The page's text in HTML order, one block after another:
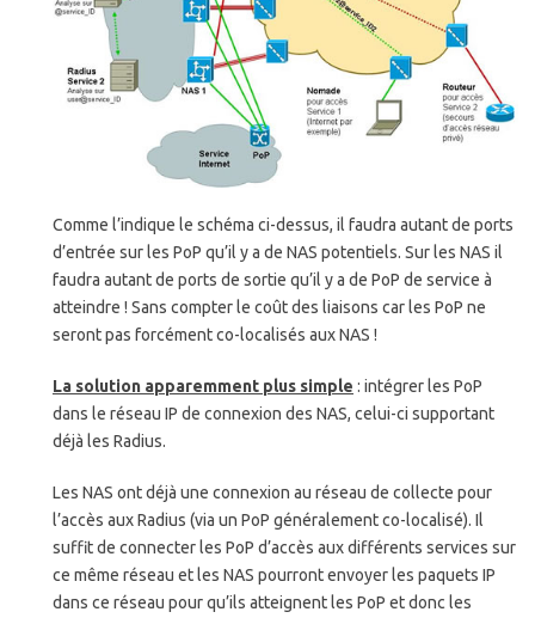
Comme l’indique le schéma ci-dessus, il faudra autant de ports
d’entrée sur les PoP qu’il y a de NAS potentiels. Sur les NAS il
faudra autant de ports de sortie qu’il y a de PoP de service à
atteindre ! Sans compter le coût des liaisons car les PoP ne
seront pas forcément co-localisés aux NAS !
La solution apparemment plus simple : intégrer les PoP
dans le réseau IP de connexion des NAS, celui-ci supportant
déjà les Radius.
Les NAS ont déjà une connexion au réseau de collecte pour
l’accès aux Radius (via un PoP généralement co-localisé). Il
suffit de connecter les PoP d’accès aux différents services sur
ce même réseau et les NAS pourront envoyer les paquets IP
dans ce réseau pour qu’ils atteignent les PoP et donc les